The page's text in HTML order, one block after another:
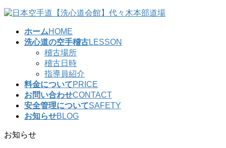
コ
ナ
ホームHOME
洗心道の空手稽古LESSON
稽古場所
稽古日時
指導員紹介
料金についてPRICE
お問い合わせCONTACT
安全管理についてSAFETY
お知らせBLOG
お知らせ